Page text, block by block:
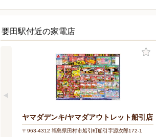
要田駅付近の家電店
ヤマダデンキ/ヤマダアウトレット船引店
〒963-4312 福島県田村市船引町船引字源次郎172-1